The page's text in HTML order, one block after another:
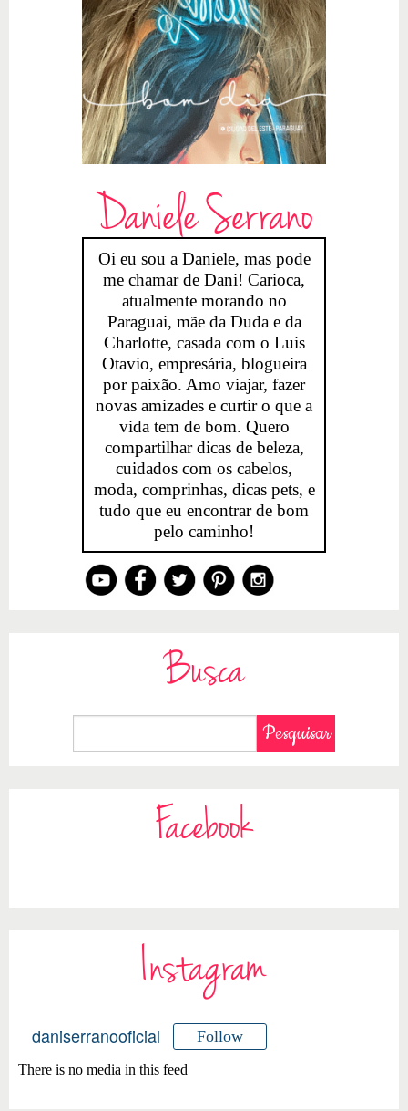
Daniele Serrano
Oi eu sou a Daniele, mas pode
me chamar de Dani! Carioca,
atualmente morando no
Paraguai, mãe da Duda e da
Charlotte, casada com o Luis
Otavio, empresária, blogueira
por paixão. Amo viajar, fazer
novas amizades e curtir o que a
vida tem de bom. Quero
compartilhar dicas de beleza,
cuidados com os cabelos,
moda, comprinhas, dicas pets, e
tudo que eu encontrar de bom
pelo caminho!
Busca
Facebook
Instagram
daniserranooficial Follow
There is no media in this feed